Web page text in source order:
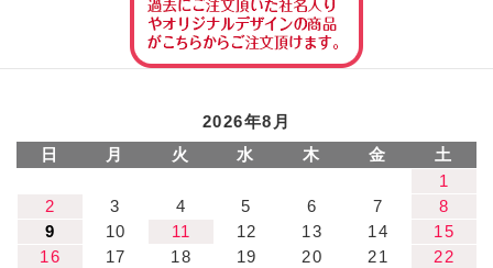
2026年8月
日
月 火 水 木 金
土
1
2
3 4 5 6 7
8
9
10 11 12 13 14
15
16
17 18 19 20 21
22